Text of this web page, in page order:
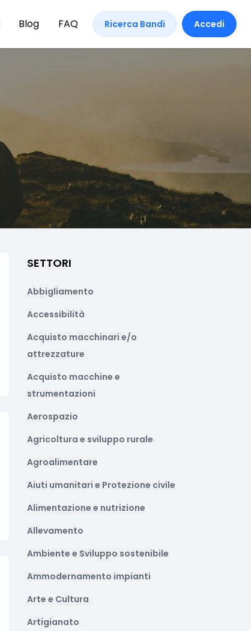
Blog FAQ Ricerca Bandi Accedi
SETTORI
Abbigliamento
Accessibilità
Acquisto macchinari e/o
attrezzature
Acquisto macchine e
strumentazioni
Aerospazio
Agricoltura e sviluppo rurale
Agroalimentare
Aiuti umanitari e Protezione civile
Alimentazione e nutrizione
Allevamento
Ambiente e Sviluppo sostenibile
Ammodernamento impianti
Arte e Cultura
Artigianato